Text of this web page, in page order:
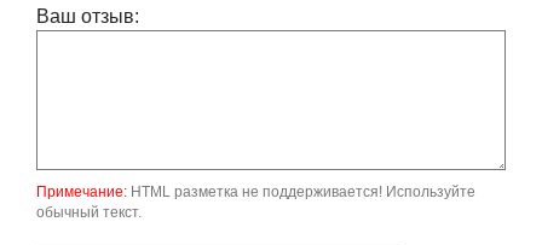
Ваш отзыв:
Примечание: HTML разметка не поддерживается! Используйте
обычный текст.